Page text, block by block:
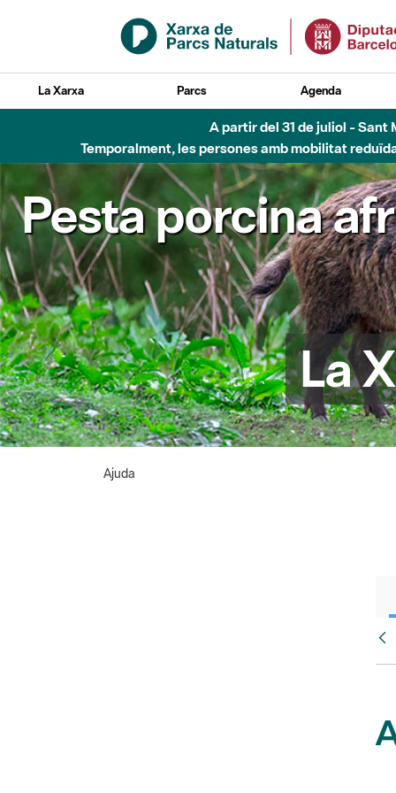
Salta al contingut principal
La Xarxa Parcs Agenda
A partir del 31 de juliol -
Temporalment, les persones amb mobilitat
Pesta porcina
La
Ajuda